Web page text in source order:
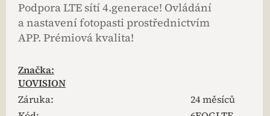
Podpora LTE sítí 4.generace! Ovládání
a nastavení fotopasti prostřednictvím
APP. Prémiová kvalita!
Značka:
UOVISION
Záruka:
24 měsíců